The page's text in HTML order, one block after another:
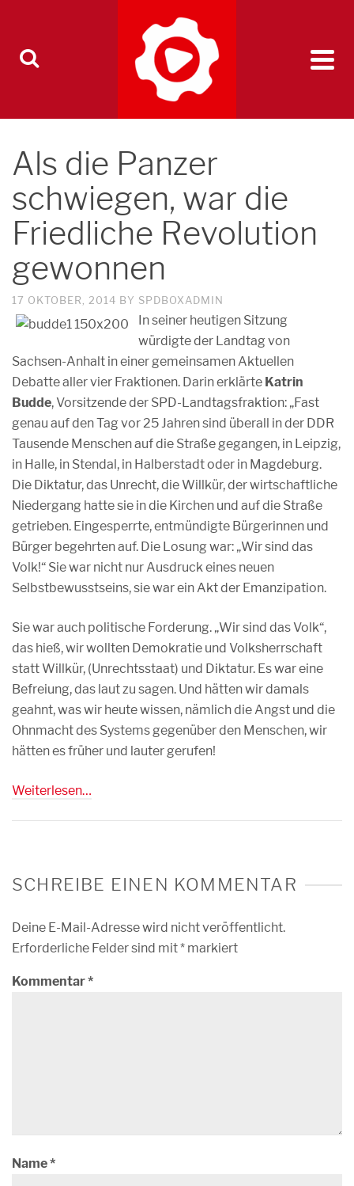
Als die Panzer
schwiegen, war die
Friedliche Revolution
gewonnen
17 OKTOBER, 2014 BY SPDBOXADMIN
In seiner heutigen Sitzung
würdigte der Landtag von
Sachsen-Anhalt in einer gemeinsamen Aktuellen
Debatte aller vier Fraktionen. Darin erklärte Katrin
Budde, Vorsitzende der SPD-Landtagsfraktion: „Fast
genau auf den Tag vor 25 Jahren sind überall in der DDR
Tausende Menschen auf die Straße gegangen, in Leipzig,
in Halle, in Stendal, in Halberstadt oder in Magdeburg.
Die Diktatur, das Unrecht, die Willkür, der wirtschaftliche
Niedergang hatte sie in die Kirchen und auf die Straße
getrieben. Eingesperrte, entmündigte Bürgerinnen und
Bürger begehrten auf. Die Losung war: „Wir sind das
Volk!“ Sie war nicht nur Ausdruck eines neuen
Selbstbewusstseins, sie war ein Akt der Emanzipation.
Sie war auch politische Forderung. „Wir sind das Volk“,
das hieß, wir wollten Demokratie und Volksherrschaft
statt Willkür, (Unrechtsstaat) und Diktatur. Es war eine
Befreiung, das laut zu sagen. Und hätten wir damals
geahnt, was wir heute wissen, nämlich die Angst und die
Ohnmacht des Systems gegenüber den Menschen, wir
hätten es früher und lauter gerufen!
Weiterlesen…
SCHREIBE EINEN KOMMENTAR
Deine E-Mail-Adresse wird nicht veröffentlicht.
Erforderliche Felder sind mit* markiert
Kommentar*
Name*